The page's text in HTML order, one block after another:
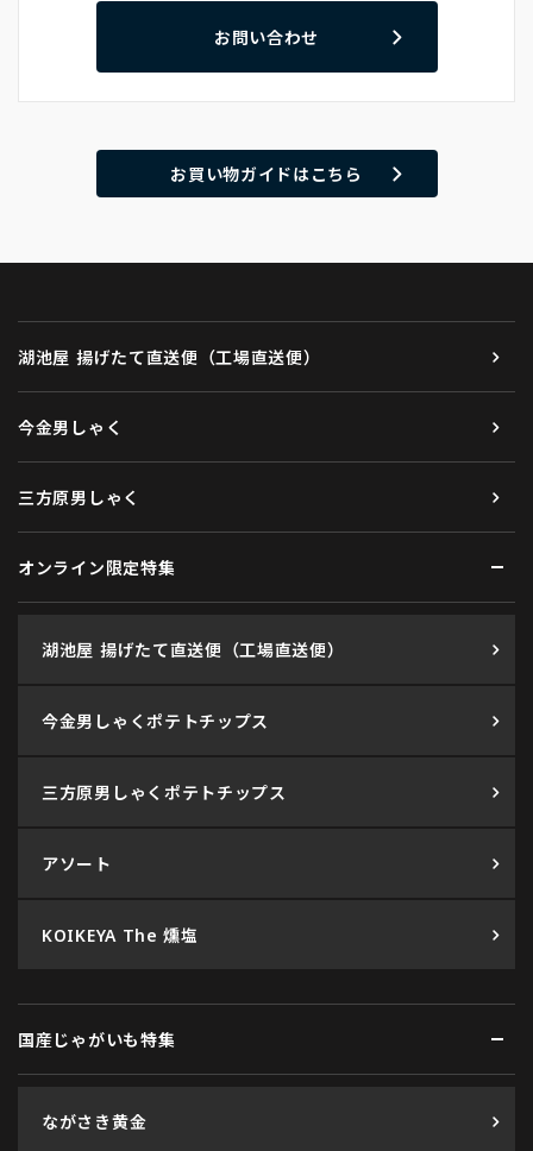
お問い合わせ
お買い物ガイドはこちら
湖池屋 揚げたて直送便（工場直送便）
今金男しゃく
三方原男しゃく
オンライン限定特集
湖池屋 揚げたて直送便（工場直送便）
今金男しゃくポテトチップス
三方原男しゃくポテトチップス
アソート
KOIKEYA The 燻塩
国産じゃがいも特集
ながさき黄金